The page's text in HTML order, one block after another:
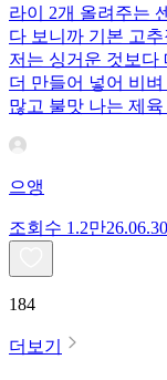
라이 2개 올려주는
다 보니까 기본 고
저는 싱거운 것보다
더 만들어 넣어 비
많고 불맛 나는 제
으앵
조회수 1.2만26.06.30
184
더보기